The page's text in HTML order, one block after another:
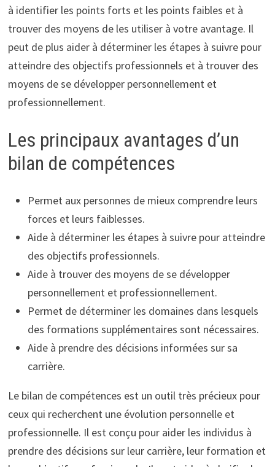
à identifier les points forts et les points faibles et à
trouver des moyens de les utiliser à votre avantage. Il
peut de plus aider à déterminer les étapes à suivre pour
atteindre des objectifs professionnels et à trouver des
moyens de se développer personnellement et
professionnellement.
Les principaux avantages d’un
bilan de compétences
Permet aux personnes de mieux comprendre leurs
forces et leurs faiblesses.
Aide à déterminer les étapes à suivre pour atteindre
des objectifs professionnels.
Aide à trouver des moyens de se développer
personnellement et professionnellement.
Permet de déterminer les domaines dans lesquels
des formations supplémentaires sont nécessaires.
Aide à prendre des décisions informées sur sa
carrière.
Le bilan de compétences est un outil très précieux pour
ceux qui recherchent une évolution personnelle et
professionnelle. Il est conçu pour aider les individus à
prendre des décisions sur leur carrière, leur formation et